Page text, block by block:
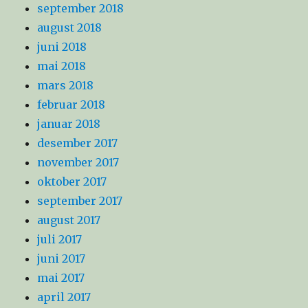
september 2018
august 2018
juni 2018
mai 2018
mars 2018
februar 2018
januar 2018
desember 2017
november 2017
oktober 2017
september 2017
august 2017
juli 2017
juni 2017
mai 2017
april 2017